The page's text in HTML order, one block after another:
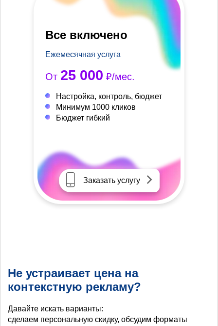
Все включено
Ежемесячная услуга
От 25 000 ₽/мес.
Настройка, контроль, бюджет
Минимум 1000 кликов
Бюджет гибкий
Заказать услугу
Не устраивает цена на
контекстную рекламу?
Давайте искать варианты:
сделаем персональную скидку, обсудим форматы